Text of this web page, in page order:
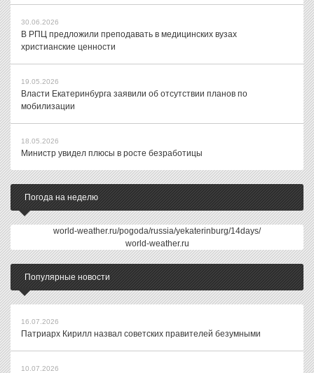
30.06.2026
В РПЦ предложили преподавать в медицинских вузах
христианские ценности
19.05.2026
Власти Екатеринбурга заявили об отсутствии планов по
мобилизации
18.05.2026
Министр увидел плюсы в росте безработицы
Погода на неделю
world-weather.ru/pogoda/russia/yekaterinburg/14days/
world-weather.ru
Популярные новости
16.07.2026
Патриарх Кирилл назвал советских правителей безумными
10.07.2026